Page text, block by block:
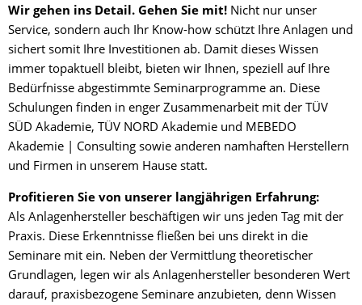
Wir gehen ins Detail. Gehen Sie mit! Nicht nur unser
Service, sondern auch Ihr Know-how schützt Ihre Anlagen und
sichert somit Ihre Investitionen ab. Damit dieses Wissen
immer topaktuell bleibt, bieten wir Ihnen, speziell auf Ihre
Bedürfnisse abgestimmte Seminarprogramme an. Diese
Schulungen finden in enger Zusammenarbeit mit der TÜV
SÜD Akademie, TÜV NORD Akademie und MEBEDO
Akademie | Consulting sowie anderen namhaften Herstellern
und Firmen in unserem Hause statt.
Profitieren Sie von unserer langjährigen Erfahrung:
Als Anlagenhersteller beschäftigen wir uns jeden Tag mit der
Praxis. Diese Erkenntnisse fließen bei uns direkt in die
Seminare mit ein. Neben der Vermittlung theoretischer
Grundlagen, legen wir als Anlagenhersteller besonderen Wert
darauf, praxisbezogene Seminare anzubieten, denn Wissen